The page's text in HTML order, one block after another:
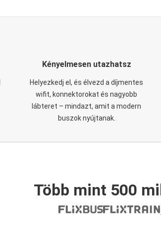
Kényelmesen utazhatsz
Helyezkedj el, és élvezd a díjmentes
wifit, konnektorokat és nagyobb
lábteret – mindazt, amit a modern
buszok nyújtanak.
Több mint 500